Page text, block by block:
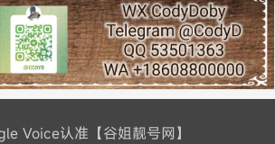
Voice认准【谷姐靓号网】